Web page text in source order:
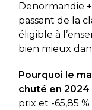
Denormandie
passant de la
éligible à
bien mieux
Pourquoi le
chuté en 2024
prix et -65,85